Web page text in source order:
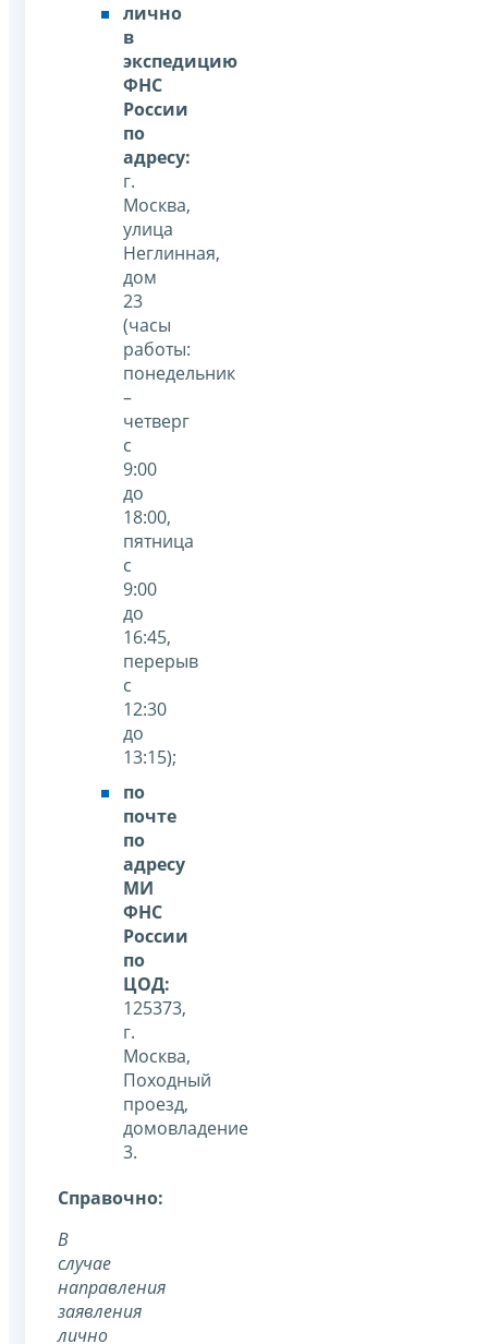
лично
в
экспедицию
ФНС
России
по
адресу:
г.
Москва,
улица
Неглинная,
дом
23
(часы
работы:
понедельник
–
четверг
с
9:00
до
18:00,
пятница
с
9:00
до
16:45,
перерыв
с
12:30
до
13:15);
по
почте
по
адресу
МИ
ФНС
России
по
ЦОД:
125373,
г.
Москва,
Походный
проезд,
домовладение
3.
Справочно:
В
случае
направления
заявления
лично